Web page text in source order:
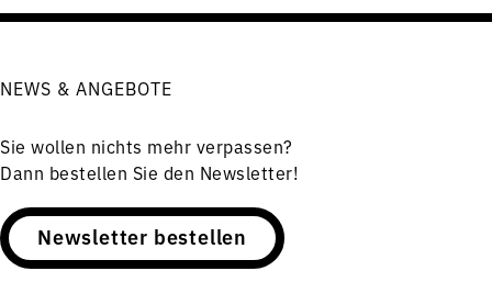
NEWS & ANGEBOTE
Sie wollen nichts mehr verpassen?
Dann bestellen Sie den Newsletter!
Newsletter bestellen